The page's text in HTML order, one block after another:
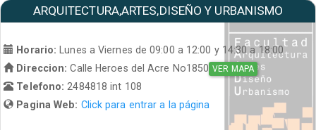
ARQUITECTURA,ARTES,DISEÑO Y URBANISMO
Horario:
Lunes a Viernes de 09:00 a 12:00 y 14:30 a 18:00
Direccion: Calle Heroes del Acre No1850 VER MAPA
Telefono: 2484818 int 108
Pagina Web: Click para entrar a la página